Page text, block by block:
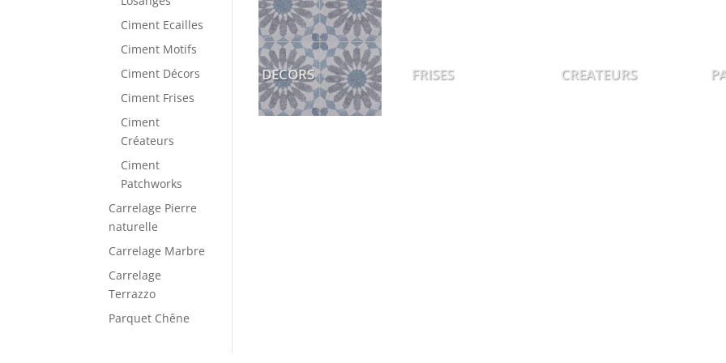
Ciment Ecailles
Ciment Motifs
Ciment Décors
Ciment Frises
Ciment
Créateurs
Ciment
Patchworks
Carrelage Pierre
naturelle
Carrelage Marbre
Carrelage
Terrazzo
Parquet Chêne
DECORS FRISES CREATEURS